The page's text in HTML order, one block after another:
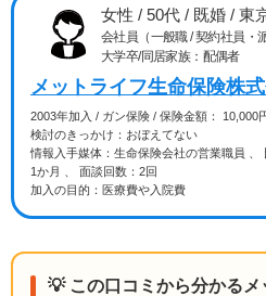
女性 / 50代 / 既婚 / 東
会社員（一般職 / 契約社員・
大学卒/同居家族：配偶者
メットライフ生命保険株
2003年加入 / ガン保険 / 保険金額： 10,000
検討のきっかけ：おぼえてない
情報入手媒体：生命保険会社の営業職員 、
1か月 、 面談回数：2回
加入の目的：医療費や入院費
💡 この口コミから分かる